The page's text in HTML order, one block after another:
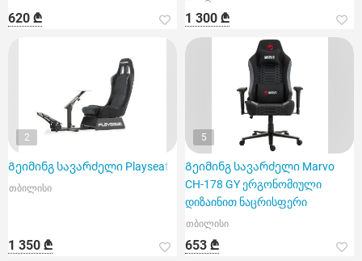
620 ₾ 1 300 ₾
2
Გეიმინგ სავარძელი Playseat
თბილისი
1 350 ₾
5
Გეიმინგ სავარძელი Marvo
CH-178 GY ერგონომიული
დიზაინით ნაცრისფერი
თბილისი
653 ₾